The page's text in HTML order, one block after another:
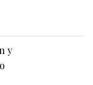
y